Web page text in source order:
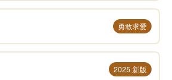
勇敢求爱
2025 新版